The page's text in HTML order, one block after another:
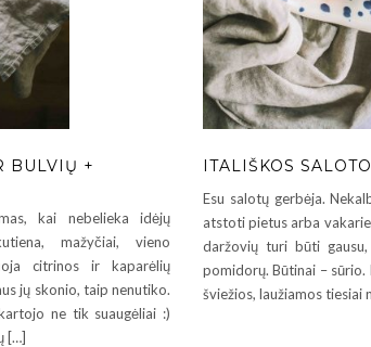
BULVIŲ +
kai nebelieka idėjų
mažyčiai, vieno
citrinos ir kaparėlių
jų skonio, taip nenutiko.
ne tik suaugėliai :)
[…]
ITALIŠKOS
Esu salotų gerbėja.
atstoti pietus arba
daržovių turi būti
pomidorų. Būtinai –
šviežios, laužiamos tiesiai